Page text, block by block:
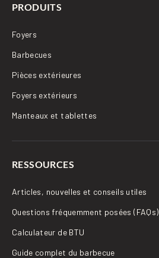
PRODUITS
Foyers
Barbecues
Pièces extérieures
Foyers extérieurs
Manteaux et tablettes
RESSOURCES
Articles, nouvelles et conseils utiles
Questions fréquemment posées (FAQs)
Calculateur de BTU
Guide complet du barbecue